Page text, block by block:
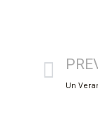
Un